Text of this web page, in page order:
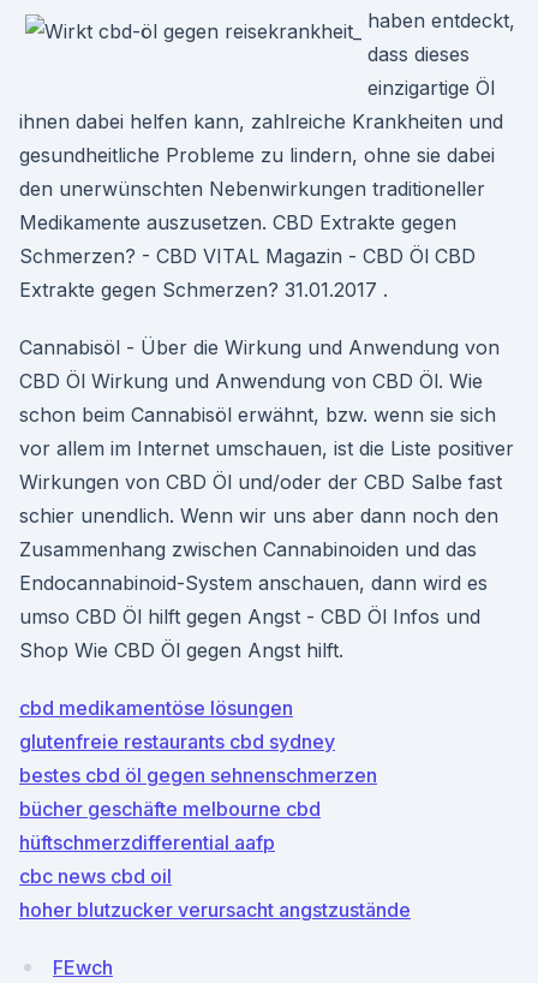
haben entdeckt,
dass dieses
einzigartige Öl
ihnen dabei helfen kann, zahlreiche Krankheiten und
gesundheitliche Probleme zu lindern, ohne sie dabei
den unerwünschten Nebenwirkungen traditioneller
Medikamente auszusetzen. CBD Extrakte gegen
Schmerzen? - CBD VITAL Magazin - CBD Öl CBD
Extrakte gegen Schmerzen? 31.01.2017 .
Cannabisöl - Über die Wirkung und Anwendung von
CBD Öl Wirkung und Anwendung von CBD Öl. Wie
schon beim Cannabisöl erwähnt, bzw. wenn sie sich
vor allem im Internet umschauen, ist die Liste positiver
Wirkungen von CBD Öl und/oder der CBD Salbe fast
schier unendlich. Wenn wir uns aber dann noch den
Zusammenhang zwischen Cannabinoiden und das
Endocannabinoid-System anschauen, dann wird es
umso CBD Öl hilft gegen Angst - CBD Öl Infos und
Shop Wie CBD Öl gegen Angst hilft.
cbd medikamentöse lösungen
glutenfreie restaurants cbd sydney
bestes cbd öl gegen sehnenschmerzen
bücher geschäfte melbourne cbd
hüftschmerzdifferential aafp
cbc news cbd oil
hoher blutzucker verursacht angstzustände
FEwch